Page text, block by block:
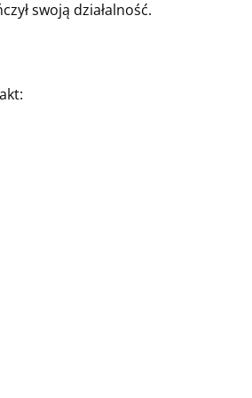
swoją działalność.